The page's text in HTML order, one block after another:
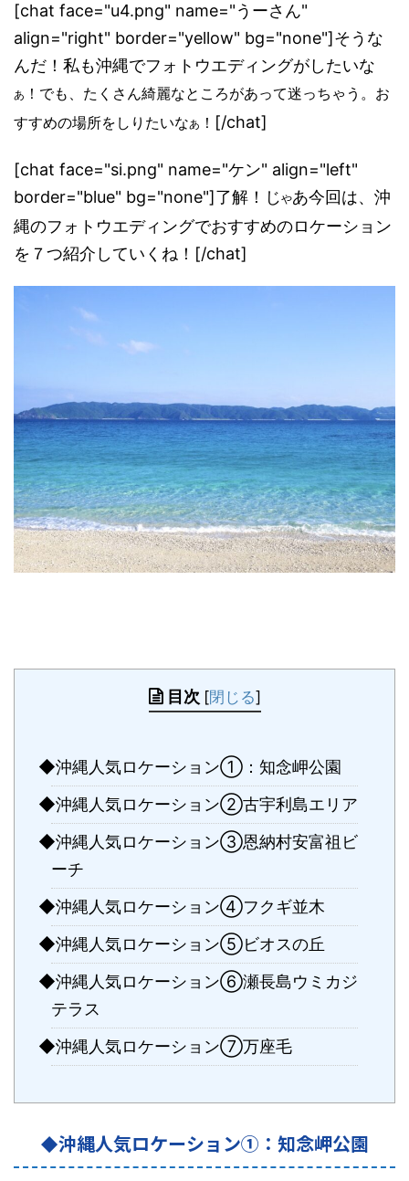
[chat face="u4.png" name="うーさん"
align="right" border="yellow" bg="none"]そうな
んだ！私も沖縄でフォトウエディングがしたいな
あ ！でも、たくさん綺麗なところがあって迷っちゃう。お
すすめの場所をしりたいなあ ！ [/chat]
[chat face="si.png" name="ケン" align="left"
border="blue" bg="none"]了解！じやあ今回は、沖
縄のフォトウエディングでおすすめのロケーション
を７つ紹介していくね！[/chat]
目次 [閉じる]
◆沖縄人気ロケーション①：知念岬公園
◆沖縄人気ロケーション②古宇利島エリア
◆沖縄人気ロケーション③恩納村安富祖ビ
ーチ
◆沖縄人気ロケーション④フクギ並木
◆沖縄人気ロケーション⑤ビオスの丘
◆沖縄人気ロケーション⑥瀬長島ウミカジ
テラス
◆沖縄人気ロケーション⑦万座毛
◆沖縄人気ロケーション①：知念岬公園